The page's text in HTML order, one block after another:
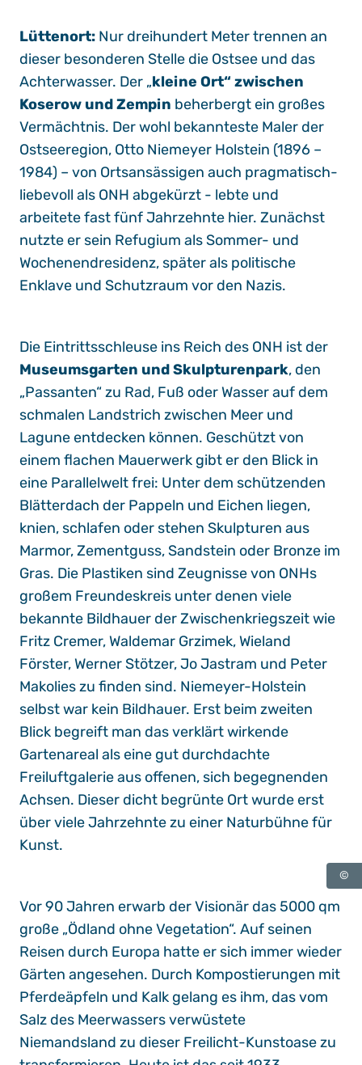
Lüttenort: Nur dreihundert Meter trennen an
dieser besonderen Stelle die Ostsee und das
Achterwasser. Der „kleine Ort“ zwischen
Koserow und Zempin beherbergt ein großes
Vermächtnis. Der wohl bekannteste Maler der
Ostseeregion, Otto Niemeyer Holstein (1896 –
1984) – von Ortsansässigen auch pragmatisch-
liebevoll als ONH abgekürzt - lebte und
arbeitete fast fünf Jahrzehnte hier. Zunächst
nutzte er sein Refugium als Sommer- und
Wochenendresidenz, später als politische
Enklave und Schutzraum vor den Nazis.
Die Eintrittsschleuse ins Reich des ONH ist der
Museumsgarten und Skulpturenpark, den
„Passanten“ zu Rad, Fuß oder Wasser auf dem
schmalen Landstrich zwischen Meer und
Lagune entdecken können. Geschützt von
einem flachen Mauerwerk gibt er den Blick in
eine Parallelwelt frei: Unter dem schützenden
Blätterdach der Pappeln und Eichen liegen,
knien, schlafen oder stehen Skulpturen aus
Marmor, Zementguss, Sandstein oder Bronze im
Gras. Die Plastiken sind Zeugnisse von ONHs
großem Freundeskreis unter denen viele
bekannte Bildhauer der Zwischenkriegszeit wie
Fritz Cremer, Waldemar Grzimek, Wieland
Förster, Werner Stötzer, Jo Jastram und Peter
Makolies zu finden sind. Niemeyer-Holstein
selbst war kein Bildhauer. Erst beim zweiten
Blick begreift man das verklärt wirkende
Gartenareal als eine gut durchdachte
Freiluftgalerie aus offenen, sich begegnenden
Achsen. Dieser dicht begrünte Ort wurde erst
über viele Jahrzehnte zu einer Naturbühne für
Kunst.
©
Vor 90 Jahren erwarb der Visionär das 5000 qm
große „Ödland ohne Vegetation“. Auf seinen
Reisen durch Europa hatte er sich immer wieder
Gärten angesehen. Durch Kompostierungen mit
Pferdeäpfeln und Kalk gelang es ihm, das vom
Salz des Meerwassers verwüstete
Niemandsland zu dieser Freilicht-Kunstoase zu